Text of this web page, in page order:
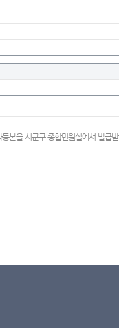
본을 시군구 종합민원실에서 발급받